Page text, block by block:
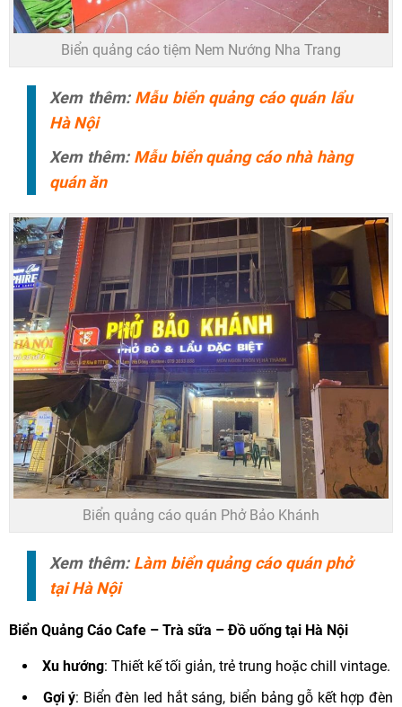
Biển quảng cáo tiệm Nem Nướng Nha Trang
Xem thêm: Mẫu biển quảng cáo quán lẩu
Hà Nội
Xem thêm:Mẫu biển quảng cáo nhà hàng
quán ăn
Biển quảng cáo quán Phở Bảo Khánh
Xem thêm: Làm biển quảng cáo quán phở
tại Hà Nội
Biển Quảng Cáo Cafe – Trà sữa – Đồ uống tại Hà Nội
Xu hướng: Thiết kế tối giản, trẻ trung hoặc chill vintage.
Gợi ý: Biển đèn led hắt sáng, biển bảng gỗ kết hợp đèn